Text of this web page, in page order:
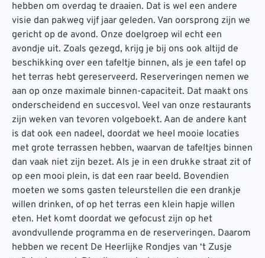
hebben om overdag te draaien. Dat is wel een andere
visie dan pakweg vijf jaar geleden. Van oorsprong zijn we
gericht op de avond. Onze doelgroep wil echt een
avondje uit. Zoals gezegd, krijg je bij ons ook altijd de
beschikking over een tafeltje binnen, als je een tafel op
het terras hebt gereserveerd. Reserveringen nemen we
aan op onze maximale binnen-capaciteit. Dat maakt ons
onderscheidend en succesvol. Veel van onze restaurants
zijn weken van tevoren volgeboekt. Aan de andere kant
is dat ook een nadeel, doordat we heel mooie locaties
met grote terrassen hebben, waarvan de tafeltjes binnen
dan vaak niet zijn bezet. Als je in een drukke straat zit of
op een mooi plein, is dat een raar beeld. Bovendien
moeten we soms gasten teleurstellen die een drankje
willen drinken, of op het terras een klein hapje willen
eten. Het komt doordat we gefocust zijn op het
avondvullende programma en de reserveringen. Daarom
hebben we recent De Heerlijke Rondjes van ‘t Zusje